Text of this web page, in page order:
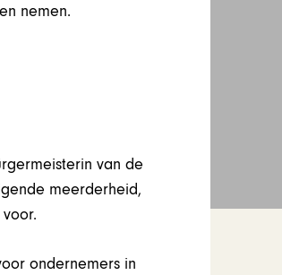
nemen.
van de
meerderheid,
ondernemers in